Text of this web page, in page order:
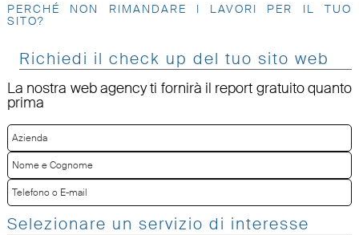
PERCHÉ NON RIMANDARE I LAVORI PER IL TUO
SITO?
Richiedi il check up del tuo sito web
La nostra web agency ti fornirà il report gratuito quanto
prima
Selezionare un servizio di interesse